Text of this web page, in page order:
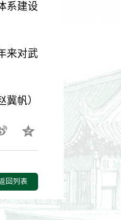
系建设
来对武
冀帆）
回列表